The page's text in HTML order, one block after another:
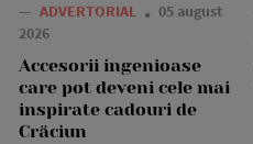
— ADVERTORIAL
05 august
2026
Accesorii ingenioase
care pot deveni cele mai
inspirate cadouri de
Crăciun